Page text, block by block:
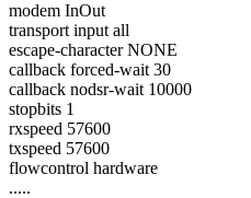
modem InOut
transport input all
escape-character NONE
callback forced-wait 30
callback nodsr-wait 10000
stopbits 1
rxspeed 57600
txspeed 57600
flowcontrol hardware
.....